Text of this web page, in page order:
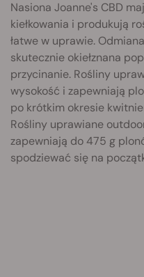
Nasiona Joanne's CBD
kiełkowania i produkują
łatwe w uprawie.
skutecznie okiełznana
przycinanie. Rośliny
wysokość i zapewniają
po krótkim okresie
Rośliny uprawiane
zapewniają do 475 g
spodziewać się na